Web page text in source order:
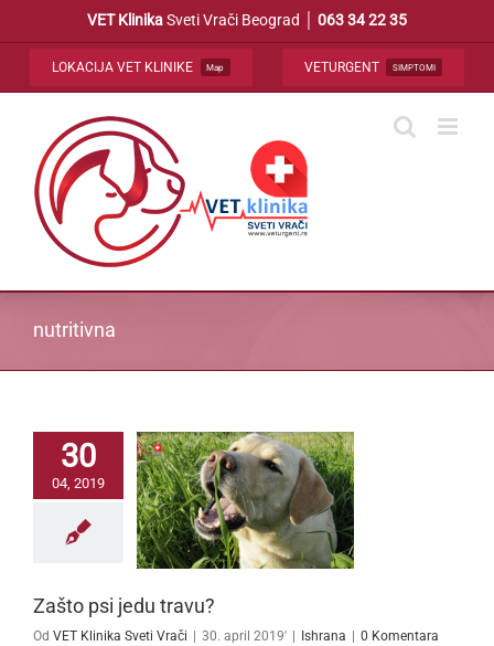
VET KlinikaSveti Vrači Beograd │ 063 34 22 35
LOKACIJA VET KLINIKE Map VETURGENT SIMPTOMI
nutritivna
30
04, 2019
Zašto psi jedu travu?
Od VET Klinika Sveti Vrači 30. april 2019' Ishrana 0 Komentara